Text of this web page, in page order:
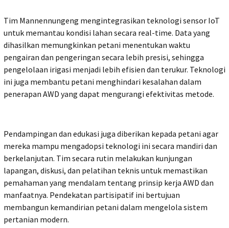
Tim Mannennungeng mengintegrasikan teknologi sensor IoT
untuk memantau kondisi lahan secara real-time. Data yang
dihasilkan memungkinkan petani menentukan waktu
pengairan dan pengeringan secara lebih presisi, sehingga
pengelolaan irigasi menjadi lebih efisien dan terukur. Teknologi
ini juga membantu petani menghindari kesalahan dalam
penerapan AWD yang dapat mengurangi efektivitas metode.
Pendampingan dan edukasi juga diberikan kepada petani agar
mereka mampu mengadopsi teknologi ini secara mandiri dan
berkelanjutan. Tim secara rutin melakukan kunjungan
lapangan, diskusi, dan pelatihan teknis untuk memastikan
pemahaman yang mendalam tentang prinsip kerja AWD dan
manfaatnya. Pendekatan partisipatif ini bertujuan
membangun kemandirian petani dalam mengelola sistem
pertanian modern.